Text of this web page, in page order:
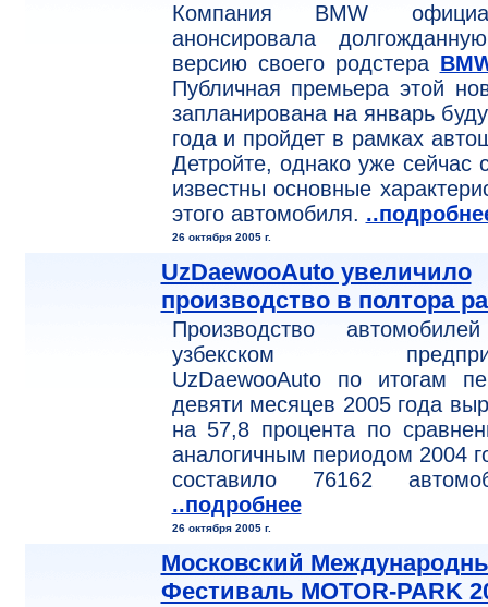
Компания BMW
анонсировала
версию своего родстера
Публичная премьера этой
запланирована на январь
года и пройдет в рамках
Детройте, однако уже сейчас
известны основные
этого автомобиля.
26 октября 2005 г.
UzDaewooAuto увеличило
производство в полтора
Производство
узбекском
UzDaewooAuto по итогам
девяти месяцев 2005 года
на 57,8 процента по
аналогичным периодом 2004
составило 76162
..подробнее
26 октября 2005 г.
Московский
Фестиваль MOTOR-PARK